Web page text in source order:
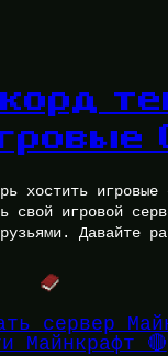
хостить игровые
свой игровой
Давайте
сервер
Майнкрафт 🔴